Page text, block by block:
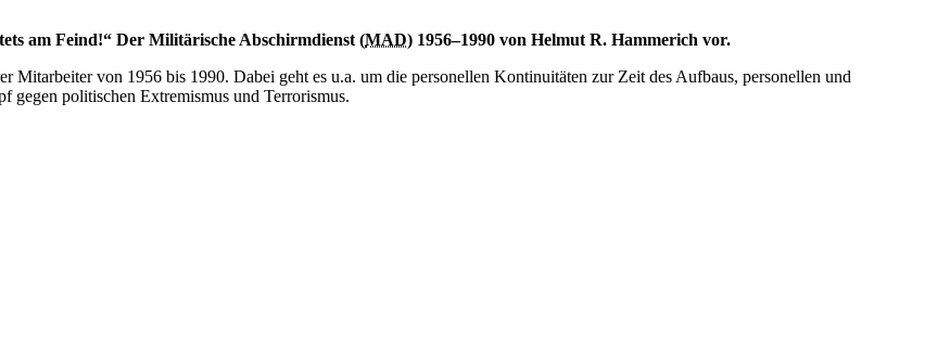
am Feind!“ Der Militärische Abschirmdienst (MAD) 1956–1990 von Helmut R. Hammerich vor.
Mitarbeiter von 1956 bis 1990. Dabei geht es u.a. um die personellen Kontinuitäten zur Zeit des Aufbaus, personellen und
gegen politischen Extremismus und Terrorismus.